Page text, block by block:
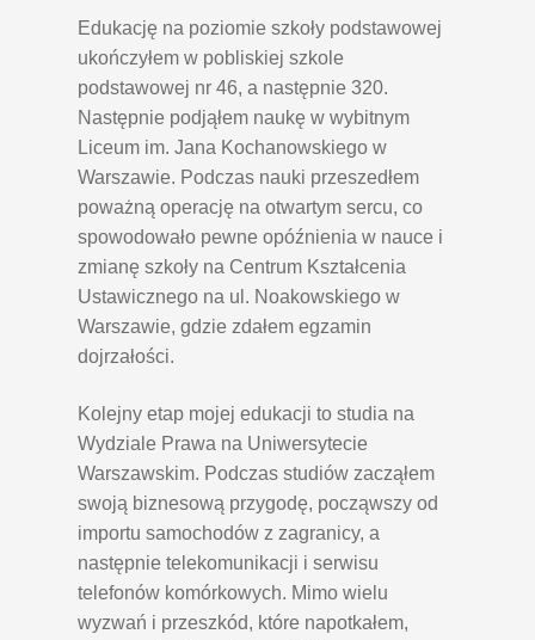
Edukację na poziomie szkoły podstawowej
ukończyłem w pobliskiej szkole
podstawowej nr 46, a następnie 320.
Następnie podjąłem naukę w wybitnym
Liceum im. Jana Kochanowskiego w
Warszawie. Podczas nauki przeszedłem
poważną operację na otwartym sercu, co
spowodowało pewne opóźnienia w nauce i
zmianę szkoły na Centrum Kształcenia
Ustawicznego na ul. Noakowskiego w
Warszawie, gdzie zdałem egzamin
dojrzałości.
Kolejny etap mojej edukacji to studia na
Wydziale Prawa na Uniwersytecie
Warszawskim. Podczas studiów zacząłem
swoją biznesową przygodę, począwszy od
importu samochodów z zagranicy, a
następnie telekomunikacji i serwisu
telefonów komórkowych. Mimo wielu
wyzwań i przeszkód, które napotkałem,